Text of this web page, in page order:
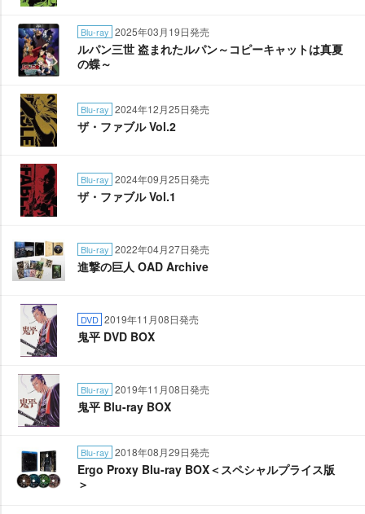
Blu-ray 2025年03月19日発売
ルパン三世 盗まれたルパン～コピーキャットは真夏
の蝶～
Blu-ray 2024年12月25日発売
ザ・ファブル Vol.2
Blu-ray 2024年09月25日発売
ザ・ファブル Vol.1
Blu-ray 2022年04月27日発売
進撃の巨人 OAD Archive
DVD 2019年11月08日発売
鬼平 DVD BOX
Blu-ray 2019年11月08日発売
鬼平 Blu-ray BOX
Blu-ray 2018年08月29日発売
Ergo Proxy Blu-ray BOX＜スペシャルプライス版
＞